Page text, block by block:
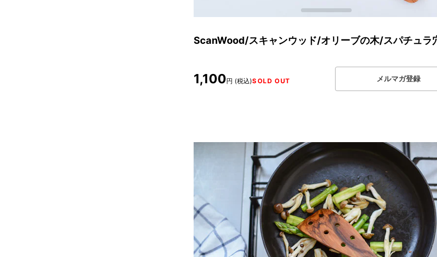
ScanWood/スキャンウッド/オリーブの木/スパチュラ
1,100円 (税込)SOLD OUT メルマガ登録